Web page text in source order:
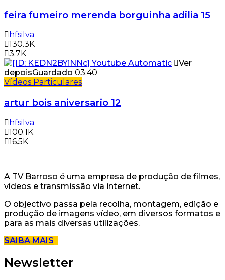
feira fumeiro merenda borguinha adilia 15
hfsilva
130.3K
3.7K
Ver
depoisGuardado 03:40
Vídeos Particulares
artur bois aniversario 12
hfsilva
100.1K
16.5K
A TV Barroso é uma empresa de produção de filmes,
vídeos e transmissão via internet.
O objectivo passa pela recolha, montagem, edição e
produção de imagens vídeo, em diversos formatos e
para as mais diversas utilizações.
SAIBA MAIS
Newsletter